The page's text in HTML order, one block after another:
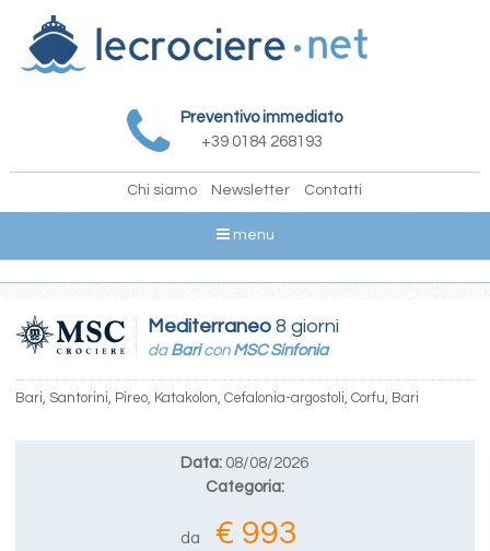
Preventivo immediato
+39 0184 268193
Chi siamo Newsletter Contatti
menu
Mediterraneo8 giorni
da Baricon MSC Sinfonia
Bari, Santorini, Pireo, Katakolon, Cefalonia-argostoli, Corfu, Bari
Data: 08/08/2026
Categoria:
da € 993